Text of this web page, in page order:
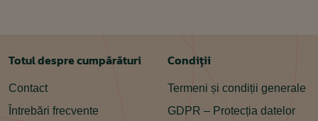
Totul despre cumpărături
Contact
Întrebări frecvente
Condiții
Termeni și condiții generale
GDPR – Protecția datelor